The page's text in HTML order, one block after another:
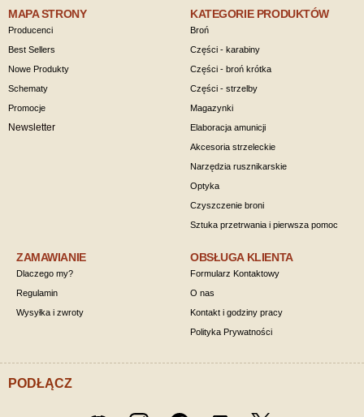
MAPA STRONY
Producenci
Best Sellers
Nowe Produkty
Schematy
Promocje
Newsletter
KATEGORIE PRODUKTÓW
Broń
Części - karabiny
Części - broń krótka
Części - strzelby
Magazynki
Elaboracja amunicji
Akcesoria strzeleckie
Narzędzia rusznikarskie
Optyka
Czyszczenie broni
Sztuka przetrwania i pierwsza pomoc
ZAMAWIANIE
Dlaczego my?
Regulamin
Wysyłka i zwroty
OBSŁUGA KLIENTA
Formularz Kontaktowy
O nas
Kontakt i godziny pracy
Polityka Prywatności
PODŁĄCZ